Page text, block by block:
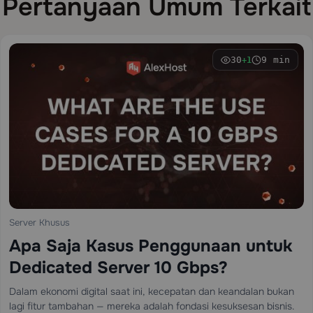
Pertanyaan Umum Terkait
30+1 9 min
Server Khusus
Apa Saja Kasus Penggunaan untuk
Dedicated Server 10 Gbps?
Dalam ekonomi digital saat ini, kecepatan dan keandalan bukan
lagi fitur tambahan — mereka adalah fondasi kesuksesan bisnis.